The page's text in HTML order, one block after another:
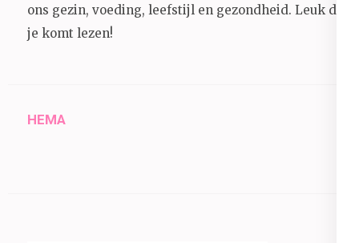
ons gezin, voeding, leefstijl en gezondheid. Leuk dat
je komt lezen!
HEMA